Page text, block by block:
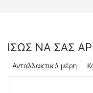
ΊΣΩΣ ΝΑ ΣΑΣ
Ανταλλακτικά μέρη